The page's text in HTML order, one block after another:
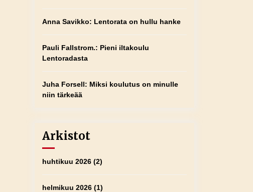
Anna Savikko: Lentorata on hullu hanke
Pauli Fallstrom.: Pieni iltakoulu
Lentoradasta
Juha Forsell: Miksi koulutus on minulle
niin tärkeää
Arkistot
huhtikuu 2026 (2)
helmikuu 2026 (1)